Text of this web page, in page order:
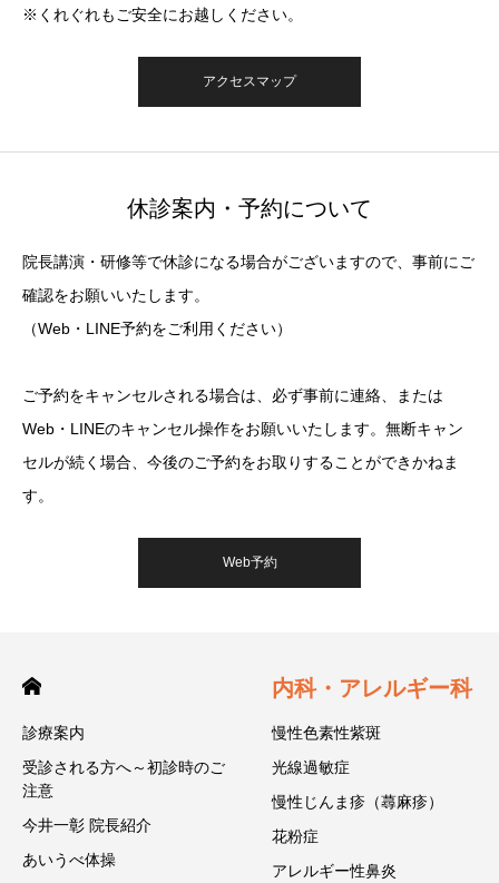
※くれぐれもご安全にお越しください。
アクセスマップ
休診案内・予約について
院長講演・研修等で休診になる場合がございますので、事前にご
確認をお願いいたします。
（Web・LINE予約をご利用ください）
ご予約をキャンセルされる場合は、必ず事前に連絡、または
Web・LINEのキャンセル操作をお願いいたします。無断キャン
セルが続く場合、今後のご予約をお取りすることができかねま
す。
Web予約
診療案内
受診される方へ～初診時のご
注意
今井一彰 院長紹介
あいうべ体操
内科・アレルギー科
慢性色素性紫斑
光線過敏症
慢性じんま疹（蕁麻疹）
花粉症
アレルギー性鼻炎